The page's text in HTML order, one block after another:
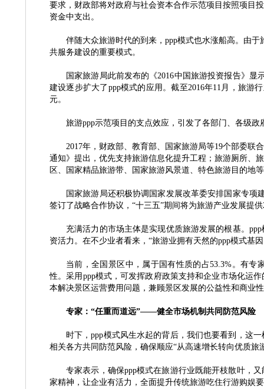
要求，财政部将对政府与社会资本合作示范项目按照项目
资金中支出。
伴随大众旅游时代的到来， ppp模式也水涨船高。由
共服务建设的重要模式。
国家旅游局此前发布的《2016中国旅游投资报告》显
建设逐步扩大了ppp模式的应用。截至2016年11月，旅游
元。
旅游ppp示范项目的支点效应，引发了各部门、各级政
2017年，财政部、教育部、国家旅游局等19个部委联
通知》提出，优先支持旅游信息化提升工程；旅游厕所、
区、国家精品旅游带、国家旅游风景道、特色旅游目的地
国家旅游局还积极协调国家发展改革委安排国家专项
签订了战略合作协议，“十三五”期间将为旅游产业发展提
充满活力的市场主体是实现优质旅游发展的根基。
资活力。在不少业者看来，“旅游业拥有天然的ppp模式基
当前，全国景区中，属于国有性质的占53.3%。有专
性。采用ppp模式，可发挥政府政策支持和企业市场化运
本解决景区运营费用问题，兼顾景区发展的公益性和商业
专家：“任重而道远”——健全市场机制共同防范风险
时下，ppp模式风生水起的背后，我们也要看到，这
相关各方共同防范风险，确保顺应“从高速增长转向优质旅
专家表示，确保ppp模式在旅游行业既能开枝散叶，
家精神，让企业有活力，全面提升传统旅游吃住行游购娱